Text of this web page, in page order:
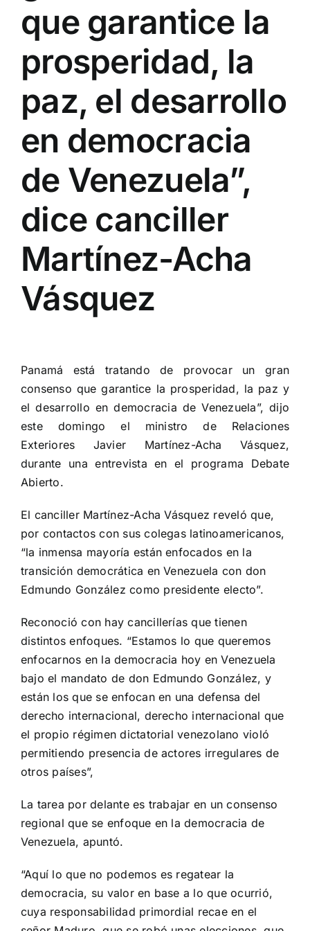
que garantice la
prosperidad, la
paz, el desarrollo
en democracia
de Venezuela”,
dice canciller
Martínez-Acha
Vásquez
Larger
Image
Panamá está tratando de provocar un gran
consenso que garantice la prosperidad, la paz y
el desarrollo en democracia de Venezuela”, dijo
este domingo el ministro de Relaciones
Exteriores Javier Martínez-Acha Vásquez,
durante una entrevista en el programa Debate
Abierto.
El canciller Martínez-Acha Vásquez reveló que,
por contactos con sus colegas latinoamericanos,
“la inmensa mayoría están enfocados en la
transición democrática en Venezuela con don
Edmundo González como presidente electo”.
Reconoció con hay cancillerías que tienen
distintos enfoques. “Estamos lo que queremos
enfocarnos en la democracia hoy en Venezuela
bajo el mandato de don Edmundo González, y
están los que se enfocan en una defensa del
derecho internacional, derecho internacional que
el propio régimen dictatorial venezolano violó
permitiendo presencia de actores irregulares de
otros países”,
La tarea por delante es trabajar en un consenso
regional que se enfoque en la democracia de
Venezuela, apuntó.
“Aquí lo que no podemos es regatear la
democracia, su valor en base a lo que ocurrió,
cuya responsabilidad primordial recae en el